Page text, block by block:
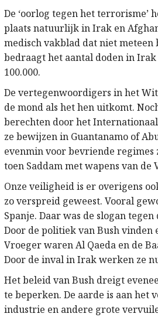
De ‘oorlog tegen het terrorisme’
plaats natuurlijk in Irak en
medisch vakblad dat niet
bedraagt het aantal doden in
100.000.
De vertegenwoordigers in het
de mond als het hen uitkomt.
berechten door het
ze bewijzen in Guantanamo of
evenmin voor bevriende regimes
toen Saddam met wapens van de
Onze veiligheid is er overigens
zo verspreid geweest. Vooral
Spanje. Daar was de slogan
Door de politiek van Bush
Vroeger waren Al Qaeda en de
Door de inval in Irak werken ze
Het beleid van Bush dreigt
te beperken. De aarde is aan het
industrie en andere grote